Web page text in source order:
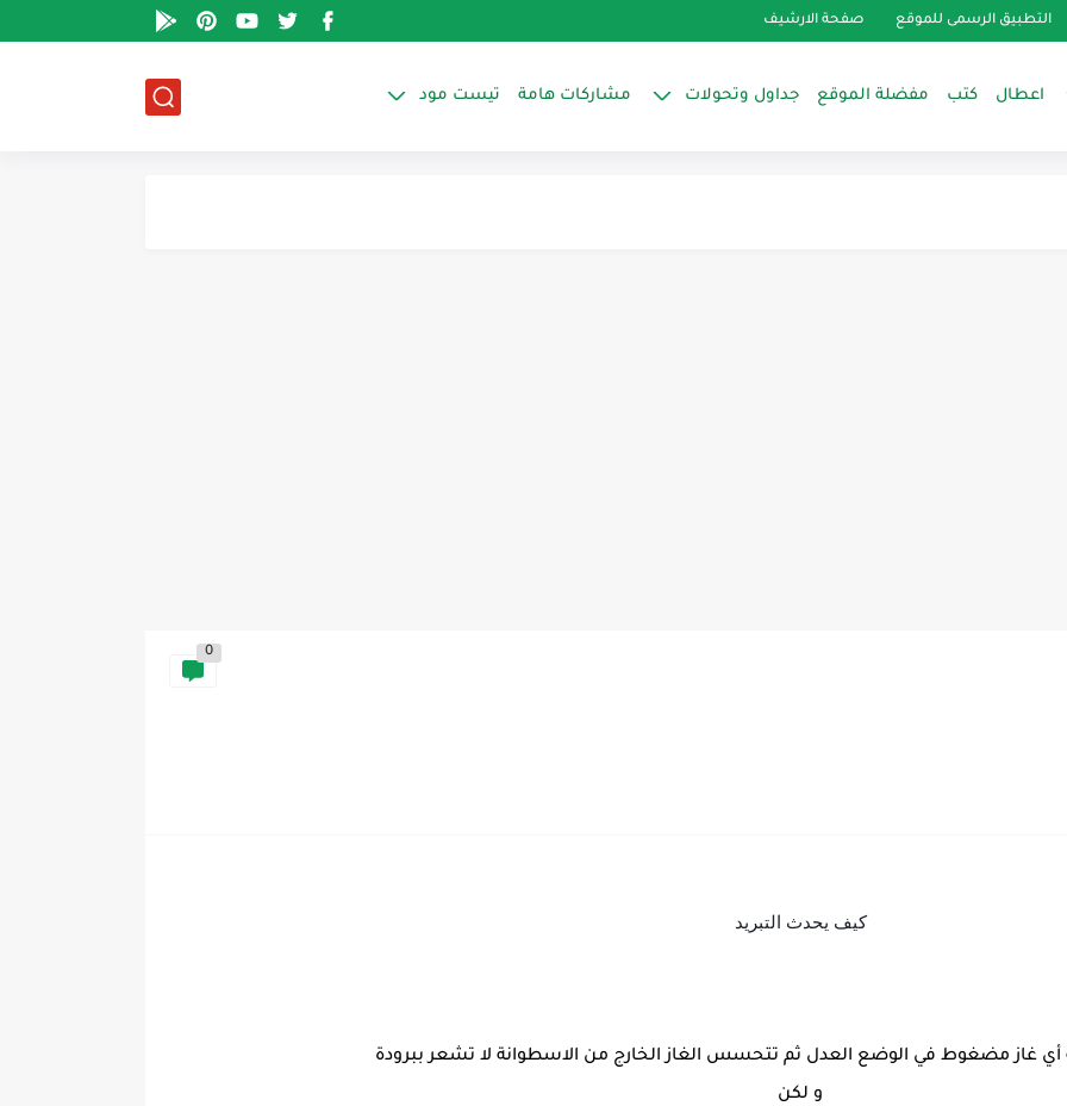
التطبيق الرسمى للموقع صفحة الارشيف
اعطال كتب مفضلة الموقع جداول وتحولات مشاركات هامة تيست مود
0
كيف يحدث التبريد
أي غاز مضغوط في الوضع العدل ثم تتحسس الغاز الخارج من الاسطوانة لا تشعر ببرودة
و لكن